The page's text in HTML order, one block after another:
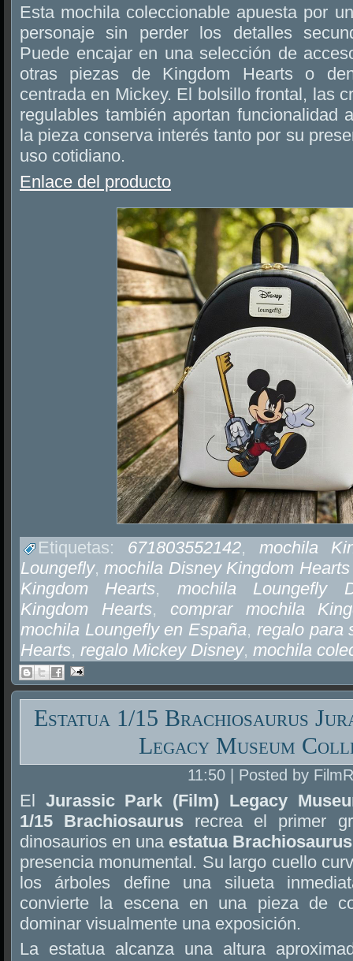
Esta mochila coleccionable apuesta por
personaje sin perder los detalles
Puede encajar en una selección de
otras piezas de Kingdom Hearts o
centrada en Mickey. El bolsillo frontal, las
regulables también aportan funcionalidad
la pieza conserva interés tanto por su
uso cotidiano.
Enlace del producto
Etiquetas: 671803552142, mochila
Loungefly,mochila Disney Kingdom
Kingdom Hearts, mochila Loungefly
Kingdom Hearts, comprar mochila
mochila Loungefly en España, regalo para
Hearts, regalo Mickey Disney, mochila
Estatua 1/15 Brachiosaurus
Legacy Museum
11:50 | Posted by
El Jurassic Park (Film) Legacy
1/15 Brachiosaurus recrea el primer
dinosaurios en una estatua
presencia monumental. Su largo cuello
los árboles define una silueta
convierte la escena en una pieza de
dominar visualmente una exposición.
La estatua alcanza una altura